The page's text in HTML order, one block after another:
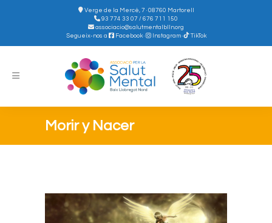
Verge de la Mercè, 7 · 08760 Martorell
93 774 33 07 / 676 711 150
associacio@salutmentalblln.org
Segueix-nos a
Facebook· Instagram· TikTok
Morir y Nacer